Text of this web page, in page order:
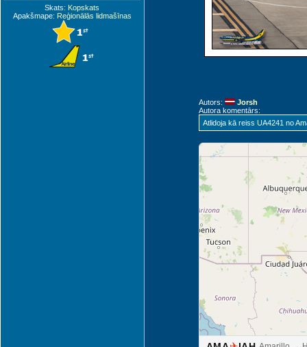
Skats: Kopskats
Apakšmape: Reģionālās lidmašīnas
Autors:
Jorsh
Autora komentārs:
Atlidoja kā reiss UA4241 no